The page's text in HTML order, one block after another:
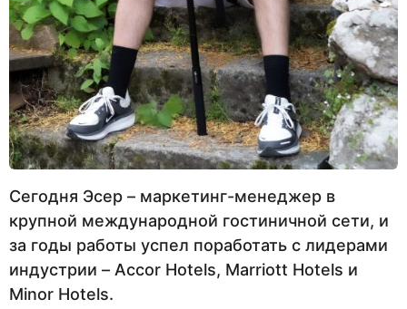
Сегодня Эсер – маркетинг-менеджер в
крупной международной гостиничной сети, и
за годы работы успел поработать с лидерами
индустрии – Accor Hotels, Marriott Hotels и
Minor Hotels.